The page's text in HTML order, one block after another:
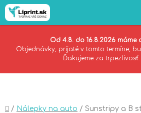
Od 4.8. do 16.8.2026 máme
Objednávky, prijaté v tomto termíne,
Ďakujeme za
Domov
/ Nálepky na auto / Sunstripy a B